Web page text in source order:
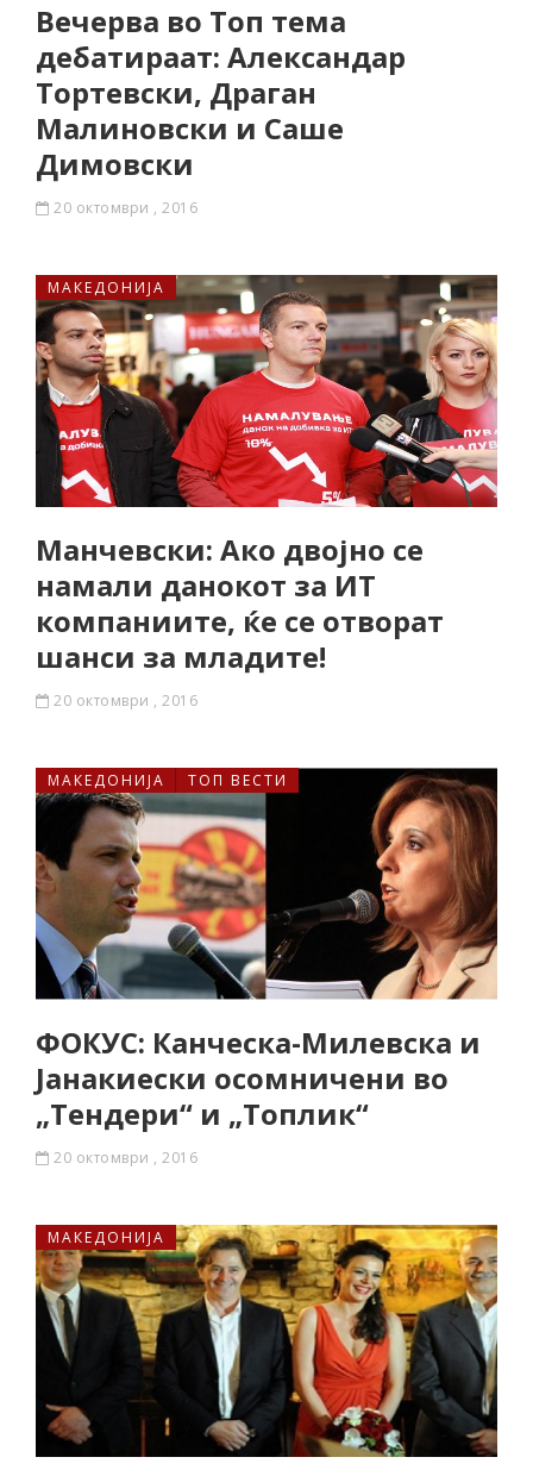
Вечерва во Топ тема
дебатираат: Александар
Тортевски, Драган
Малиновски и Саше
Димовски
20 октомври , 2016
МАКЕДОНИЈА
Манчевски: Ако двојно се
намали данокот за ИТ
компаниите, ќе се отворат
шанси за младите!
20 октомври , 2016
МАКЕДОНИЈА ТОП ВЕСТИ
ФОКУС: Канческа-Милевска и
Јанaкиески осомничени во
„Тендери“ и „Топлик“
20 октомври , 2016
МАКЕДОНИЈА